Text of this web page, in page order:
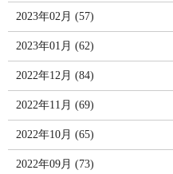
2023年02月 (57)
2023年01月 (62)
2022年12月 (84)
2022年11月 (69)
2022年10月 (65)
2022年09月 (73)